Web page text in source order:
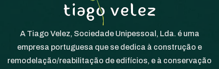
A Tiago Velez, Sociedade Unipessoal, Lda. é uma
empresa portuguesa que se dedica à construção e
remodelação/reabilitação de edifícios, e à conservação